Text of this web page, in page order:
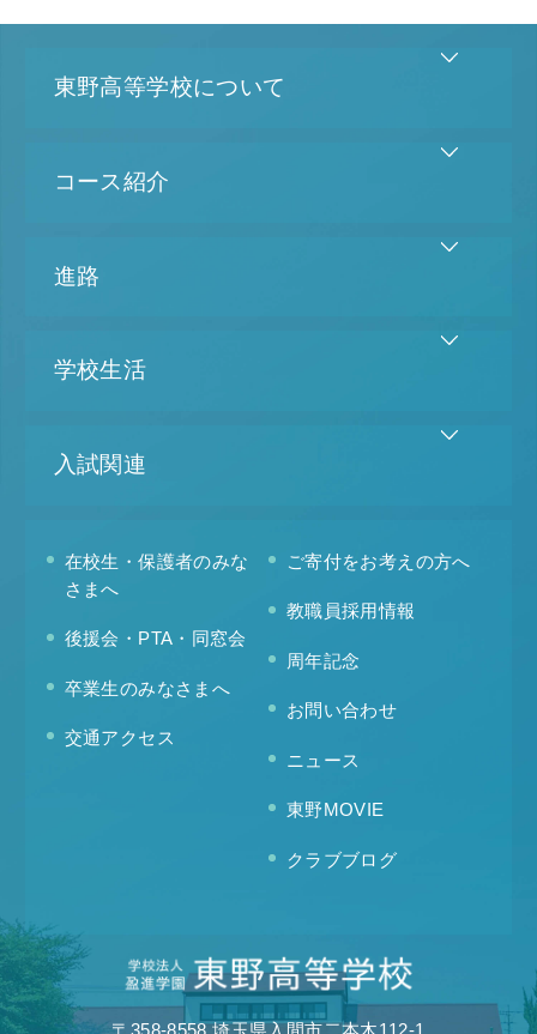
東野高等学校について
コース紹介
進路
学校生活
入試関連
在校生・保護者のみな
さまへ
後援会・PTA・同窓会
卒業生のみなさまへ
交通アクセス
ご寄付をお考えの方へ
教職員採用情報
周年記念
お問い合わせ
ニュース
東野MOVIE
クラブブログ
〒358-8558 埼玉県入間市二本木112-1